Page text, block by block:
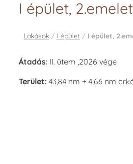
I épület,
Lakások / I épület / I épület,
Átadás: II. ütem ,2026 vége
Terület: 43,84 nm + 4,66 nm